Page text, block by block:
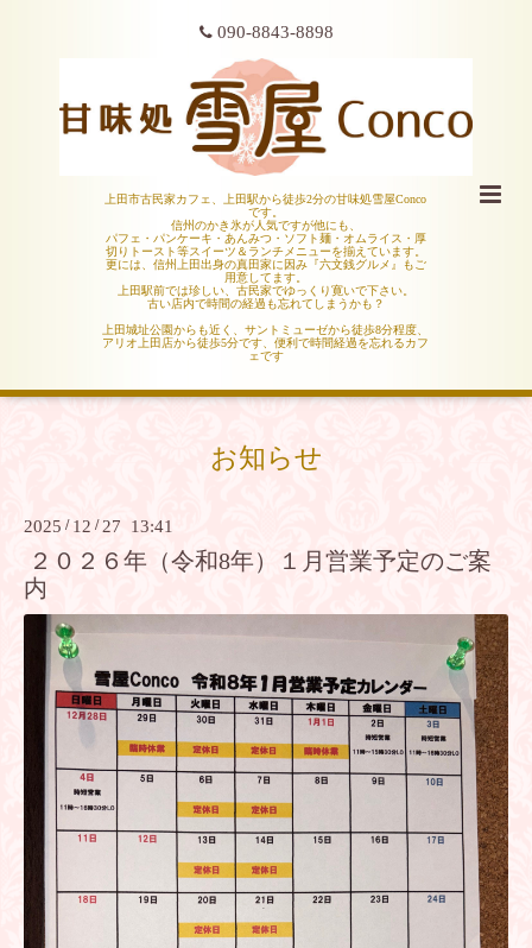
090-8843-8898
上田市古民家カフェ、上田駅から徒歩2分の甘味処雪屋Conco
です。
信州のかき氷が人気ですが他にも、
パフェ・パンケーキ・あんみつ・ソフト麺・オムライス・厚
切りトースト等スイーツ＆ランチメニューを揃えています。
更には、信州上田出身の真田家に因み『六文銭グルメ』もご
用意してます。
上田駅前では珍しい、古民家でゆっくり寛いで下さい。
古い店内で時間の経過も忘れてしまうかも？
上田城址公園からも近く、サントミューゼから徒歩8分程度、
アリオ上田店から徒歩5分です、便利で時間経過を忘れるカフ
ェです
お知らせ
2025 / 12 /27 13:41
２０２６年（令和8年）１月営業予定のご案
内